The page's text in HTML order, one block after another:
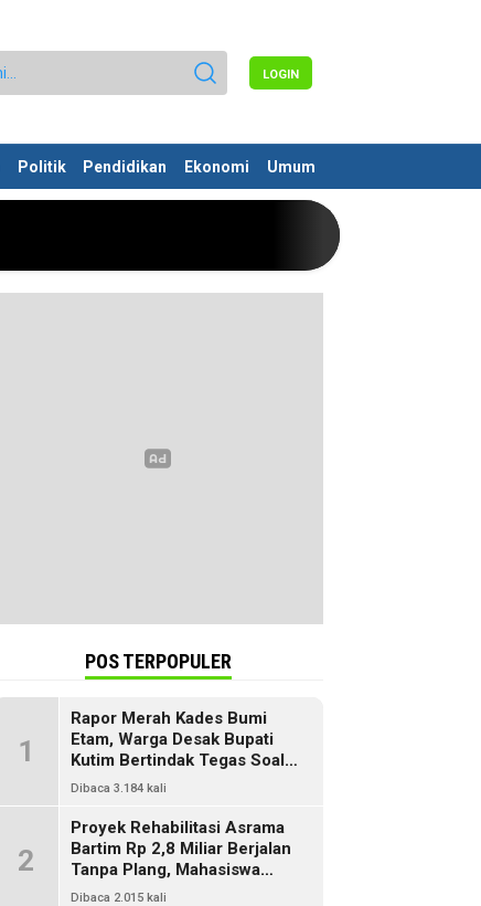
LOGIN
Politik Pendidikan Ekonomi Umum
POS TERPOPULER
1
Rapor Merah Kades Bumi
Etam, Warga Desak Bupati
Kutim Bertindak Tegas Soal
Penyelewengan Dana SILPA
Dibaca 3.184 kali
2
Proyek Rehabilitasi Asrama
Bartim Rp 2,8 Miliar Berjalan
Tanpa Plang, Mahasiswa
Pertanyakan Transparansi
Dibaca 2.015 kali